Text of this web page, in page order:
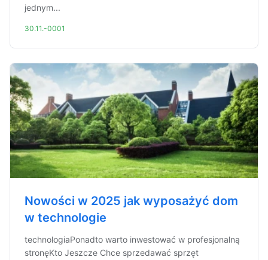
jednym...
30.11.-0001
Nowości w 2025 jak wyposażyć dom
w technologie
technologiaPonadto warto inwestować w profesjonalną
stronęKto Jeszcze Chce sprzedawać sprzęt